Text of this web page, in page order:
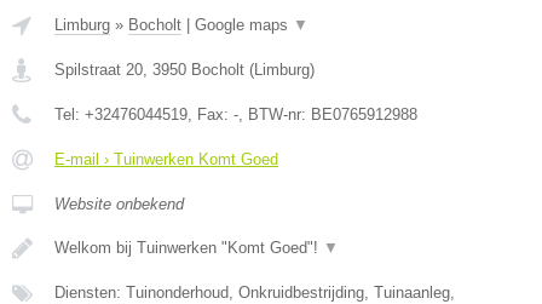
Limburg » Bocholt | Google maps ▼
Spilstraat 20 3950 Bocholt (Limburg)
Tel: +32476044519 , Fax: - , BTW-nr: BE0765912988
E-mail › Tuinwerken Komt Goed
Website onbekend
Welkom bij Tuinwerken "Komt Goed"! ▼
Diensten: Tuinonderhoud, Onkruidbestrijding, Tuinaanleg,